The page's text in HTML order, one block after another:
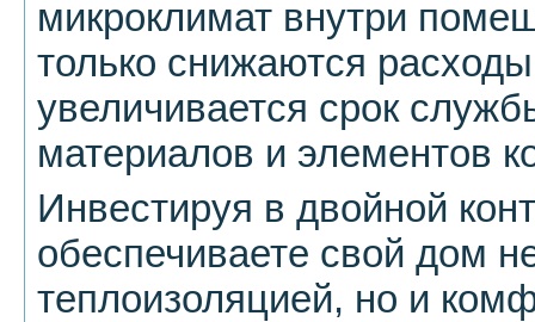
микроклимат внутри
только снижаются
увеличивается срок
материалов и элементов
Инвестируя в двойной
обеспечиваете свой дом
теплоизоляцией, но и